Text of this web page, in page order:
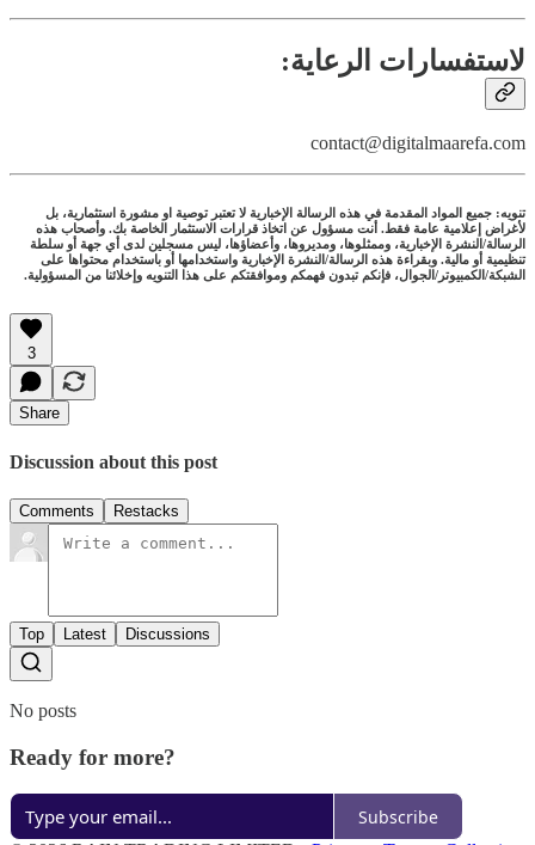
لاستفسارات الرعاية:
contact@digitalmaarefa.com
تنويه: جميع المواد المقدمة في هذه الرسالة الإخبارية لا تعتبر توصية او مشورة استثمارية، بل
لأغراض إعلامية عامة فقط. أنت مسؤول عن اتخاذ قرارات الاستثمار الخاصة بك. وأصحاب هذه
الرسالة/النشرة الإخبارية، وممثلوها، ومديروها، وأعضاؤها، ليس مسجلين لدى أي جهة أو سلطة
تنظيمية أو مالية. وبقراءة هذه الرسالة/النشرة الإخبارية واستخدامها أو باستخدام محتواها على
الشبكة/الكمبيوتر/الجوال، فإنكم تبدون فهمكم وموافقتكم على هذا التنويه وإخلائنا من المسؤولية.
3
Share
Discussion about this post
Comments Restacks
Top Latest Discussions
No posts
Ready for more?
Subscribe